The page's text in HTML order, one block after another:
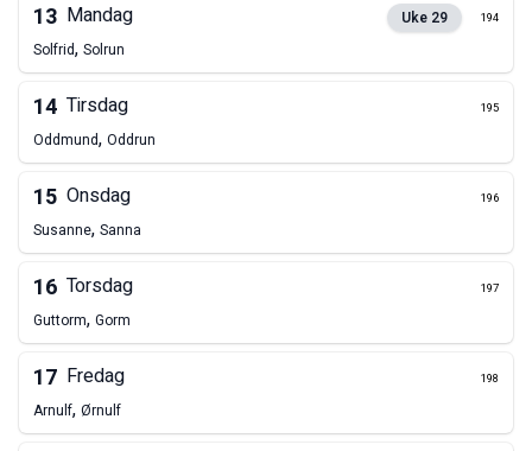
13 Mandag Uke 29 194
Solfrid, Solrun
14 Tirsdag 195
Oddmund, Oddrun
15 Onsdag 196
Susanne, Sanna
16 Torsdag 197
Guttorm, Gorm
17 Fredag 198
Arnulf, Ørnulf